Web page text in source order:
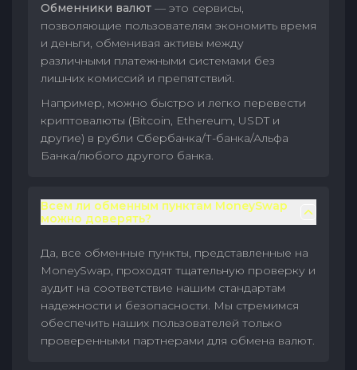
Обменники валют — это сервисы,
позволяющие пользователям экономить время
и деньги, обменивая активы между
различными платежными системами без
лишних комиссий и препятствий.
Например, можно быстро и легко перевести
криптовалюты (Bitcoin, Ethereum, USDT и
другие) в рубли Сбербанка/Т-банка/Альфа
Банка/любого другого банка.
Всем ли обменным пунктам MoneySwap
можно доверять?
Да, все обменные пункты, представленные на
MoneySwap, проходят тщательную проверку и
аудит на соответствие нашим стандартам
надежности и безопасности. Мы стремимся
обеспечить наших пользователей только
проверенными партнерами для обмена валют.